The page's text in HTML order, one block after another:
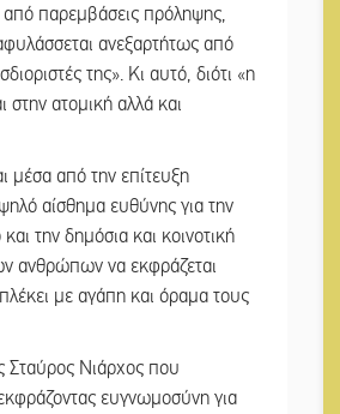
παρεμβάσεις πρόληψης,
ανεξαρτήτως από
της». Κι αυτό, διότι «η
στην ατομική αλλά και
μέσα από την επίτευξη
αίσθημα ευθύνης για την
την δημόσια και κοινοτική
ανθρώπων να εκφράζεται
με αγάπη και όραμα τους
Σταύρος Νιάρχος που
ευγνωμοσύνη για